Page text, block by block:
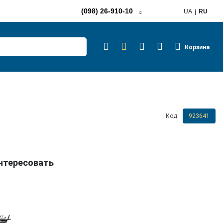
(098) 26-910-10 UA RU
Корзина
Код: 923641